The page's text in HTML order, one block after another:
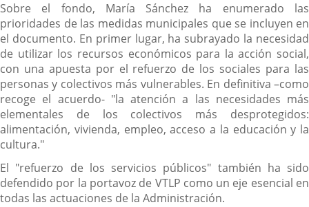
Sobre el fondo, María Sánchez ha enumerado las
prioridades de las medidas municipales que se incluyen en
el documento. En primer lugar, ha subrayado la necesidad
de utilizar los recursos económicos para la acción social,
con una apuesta por el refuerzo de los sociales para las
personas y colectivos más vulnerables. En definitiva –como
recoge el acuerdo- "la atención a las necesidades más
elementales de los colectivos más desprotegidos:
alimentación, vivienda, empleo, acceso a la educación y la
cultura."
El "refuerzo de los servicios públicos" también ha sido
defendido por la portavoz de VTLP como un eje esencial en
todas las actuaciones de la Administración.